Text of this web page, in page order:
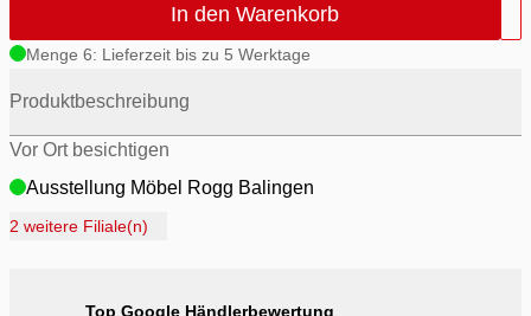
In den Warenkorb
Menge 6: Lieferzeit bis zu 5 Werktage
Produktbeschreibung
Vor Ort besichtigen
Ausstellung Möbel Rogg Balingen
Ausstellung Rogg Discount Balingen
2 weitere Filiale(n)
Top Google Händlerbewertung